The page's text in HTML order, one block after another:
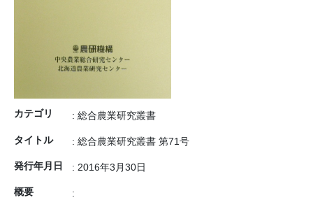
カテゴリ : 総合農業研究叢書
タイトル : 総合農業研究叢書 第71号
発行年月日 : 2016年3月30日
概要
: